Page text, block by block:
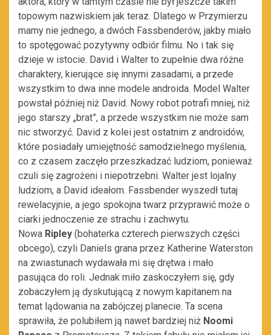
topowym nazwiskiem jak teraz. Dlatego w Przymierzu
mamy nie jednego, a dwóch Fassbenderów, jakby miało
to spotęgować pozytywny odbiór filmu. No i tak się
dzieje w istocie. David i Walter to zupełnie dwa różne
charaktery, kierujące się innymi zasadami, a przede
wszystkim to dwa inne modele androida. Model Walter
powstał później niż David. Nowy robot potrafi mniej, niż
jego starszy „brat”, a przede wszystkim nie może sam
nic stworzyć. David z kolei jest ostatnim z androidów,
które posiadały umiejętność samodzielnego myślenia,
co z czasem zaczęło przeszkadzać ludziom, ponieważ
czuli się zagrożeni i niepotrzebni. Walter jest lojalny
ludziom, a David ideałom. Fassbender wyszedł tutaj
rewelacyjnie, a jego spokojna twarz przyprawić może o
ciarki jednoczenie ze strachu i zachwytu.
Nowa Ripley (bohaterka czterech pierwszych części
obcego), czyli Daniels grana przez Katherine Waterston
na zwiastunach wydawała mi się drętwa i mało
pasująca do roli. Jednak miło zaskoczyłem się, gdy
zobaczyłem ją dyskutującą z nowym kapitanem na
temat lądowania na zabójczej planecie. Ta scena
sprawiła, że polubiłem ją nawet bardziej niż Noomi